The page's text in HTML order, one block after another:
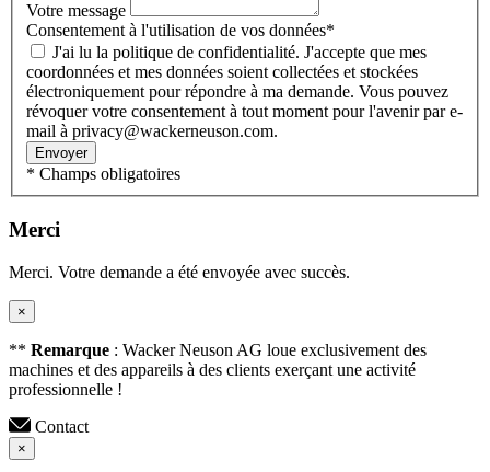
Votre message
Consentement à l'utilisation de vos données*
coordonnées et mes données soient collectées et stockées
électroniquement pour répondre à ma demande. Vous pouvez
révoquer votre consentement à tout moment pour l'avenir par e-
mail à privacy@wackerneuson.com.
Envoyer
* Champs obligatoires
Merci
Merci. Votre demande a été envoyée avec succès.
×
** Remarque : Wacker Neuson AG loue exclusivement des
machines et des appareils à des clients exerçant une activité
professionnelle !
Contact
×